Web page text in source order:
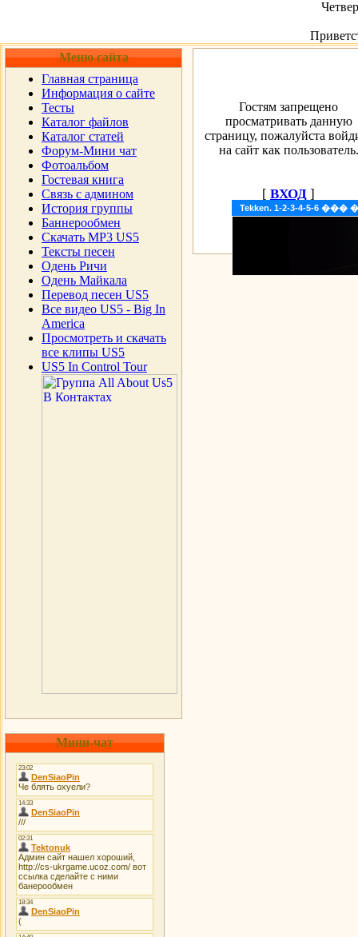
Меню сайта
Главная страница
Информация о сайте
Тесты
Каталог файлов
Каталог статей
Форум-Мини чат
Фотоальбом
Гостевая книга
Cвязь с админом
История группы
Баннерообмен
Скачать MP3 US5
Тексты песен
Одень Ричи
Одень Майкала
Перевод песен US5
Все видео US5 - Big In
America
Просмотреть и скачать
все клипы US5
US5 In Control Tour
Tekken. 1-2-3-4-5-6
Мини-чат
Гостям запрещено
просматривать данную
страницу, пожалуйста
на сайт как пользователь.
[ ВХОД ]